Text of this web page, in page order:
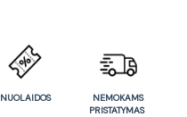
NUOLAIDOS
NEMOKAMS
PRISTATYMAS